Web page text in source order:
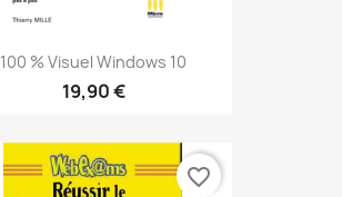
100 % Visuel Windows 10
19,90 €
favorite_border